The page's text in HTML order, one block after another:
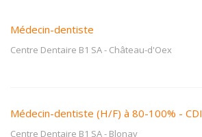
Médecin-dentiste
Centre Dentaire B1 SA- Château-d'Oex
Médecin-dentiste (H/F) à 80-100% - CDI
Centre Dentaire B1 SA- Blonay